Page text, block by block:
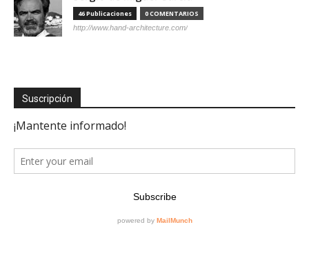
46 Publicaciones 0 COMENTARIOS
http://www.hand-architecture.com/
Suscripción